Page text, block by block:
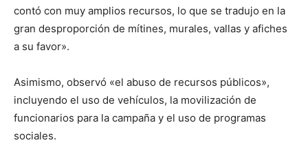
contó con muy amplios recursos, lo que se tradujo en la
gran desproporción de mítines, murales, vallas y afiches
a su favor».
Asimismo, observó «el abuso de recursos públicos»,
incluyendo el uso de vehículos, la movilización de
funcionarios para la campaña y el uso de programas
sociales.